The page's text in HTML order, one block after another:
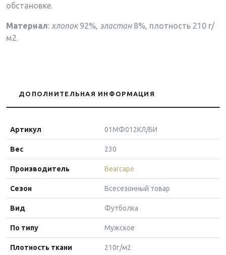
обстановке.
Материал: хлопок92%, эластан 8%, плотность 210 г/
м2.
ДОПОЛНИТЕЛЬНАЯ ИНФОРМАЦИЯ
Артикул 01МФ012КЛ/БИ
Вес 230
Производитель Bearcape
Сезон Всесезонный товар
Вид Футболка
По типу Мужское
Плотность ткани 210г/м2